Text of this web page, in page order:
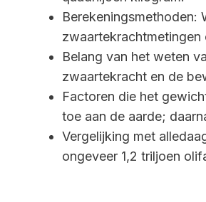
Berekeningsmethoden:
zwaartekrachtmetingen
Belang van het weten
zwaartekracht en de
Factoren die het
toe aan de aarde;
Vergelijking met
ongeveer 1,2 triljoen